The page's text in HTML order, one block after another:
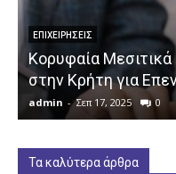
ΕΠΙΧΕΙΡΉΣΕΙΣ
Κορυφαία
στην Κρήτη για
admin - Σεπ 17, 2025 0
Τα καλύτερα άρθρα